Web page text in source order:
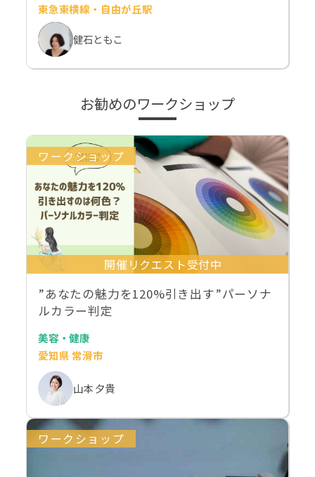
東急東横線・自由が丘駅
健石ともこ
お勧めのワークショップ
ワークショップ
開催リクエスト受付中
”あなたの魅力を120%引き出す”パーソナ
ルカラー判定
美容・健康
愛知県 常滑市
山本 夕貴
ワークショップ